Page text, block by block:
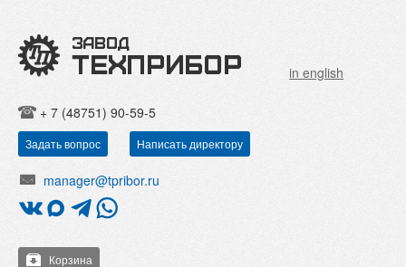
in english
+ 7 (48751) 90-59-5
Задать вопрос Написать директору
manager@tpribor.ru
Корзина